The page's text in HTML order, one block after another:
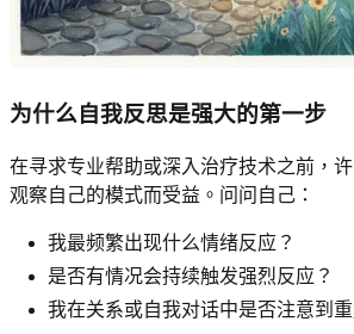
为什么自我反思是强大的第一步
在寻求专业帮助或深入治疗技术之前，
观察自己的模式而受益。问问自己：
我最频繁出现什么情绪反应？
是否有情况会持续触发强烈反应？
我在关系或自我对话中是否注意到